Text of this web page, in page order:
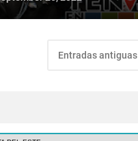
Entradas antiguas